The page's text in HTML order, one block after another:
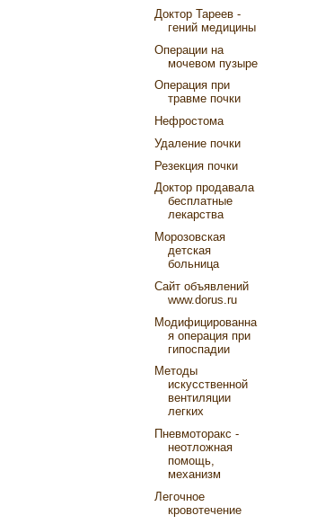
Доктор Тареев -
гений медицины
Операции на
мочевом пузыре
Операция при
травме почки
Нефростома
Удаление почки
Резекция почки
Доктор продавала
бесплатные
лекарства
Морозовская
детская
больница
Сайт объявлений
www.dorus.ru
Модифицированна
я операция при
гипоспадии
Методы
искусственной
вентиляции
легких
Пневмоторакс -
неотложная
помощь,
механизм
Легочное
кровотечение